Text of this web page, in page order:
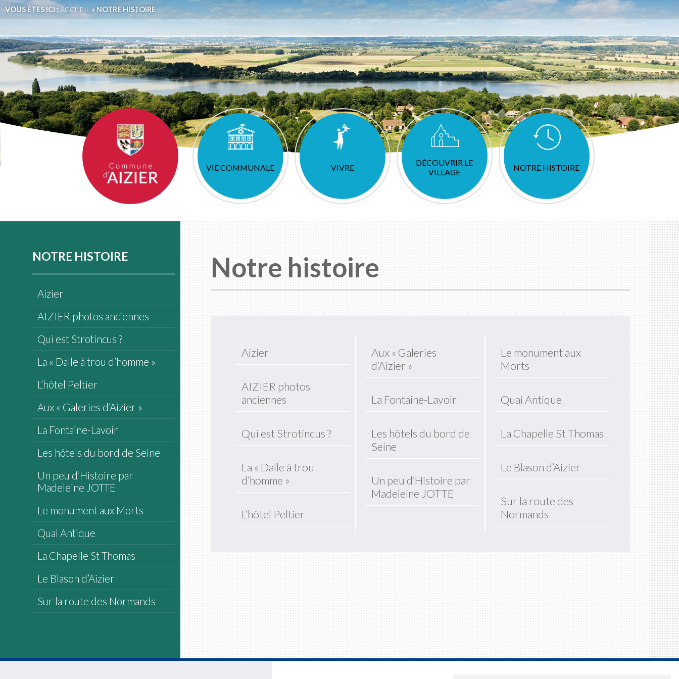
VOUS ÊTES ICI : ACCUEIL » NOTRE HISTOIRE
VIE COMMUNALE VIVRE
DÉCOUVRIR LE
VILLAGE
NOTRE HISTOIRE
NOTRE HISTOIRE
Aizier
AIZIER photos anciennes
Qui est Strotincus ?
La « Dalle à trou d’homme »
L’hôtel Peltier
Aux « Galeries d’Aizier »
La Fontaine-Lavoir
Les hôtels du bord de Seine
Un peu d’Histoire par
Madeleine JOTTE
Le monument aux Morts
Quai Antique
La Chapelle St Thomas
Le Blason d’Aizier
Sur la route des Normands
Notre histoire
Aizier
AIZIER photos
anciennes
Qui est Strotincus ?
La « Dalle à trou
d’homme »
L’hôtel Peltier
Aux « Galeries
d’Aizier »
La Fontaine-Lavoir
Les hôtels du bord de
Seine
Un peu d’Histoire par
Madeleine JOTTE
Le monument aux
Morts
Quai Antique
La Chapelle St Thomas
Le Blason d’Aizier
Sur la route des
Normands